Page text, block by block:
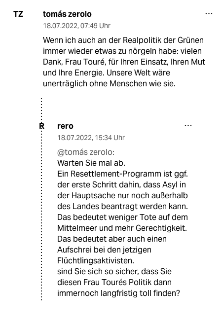
TZ tomás zerolo
18.07.2022, 07:49 Uhr
Wenn ich auch an der Realpolitik der Grünen
immer wieder etwas zu nörgeln habe: vielen
Dank, Frau Touré, für Ihren Einsatz, Ihren Mut
und Ihre Energie. Unsere Welt wäre
unerträglich ohne Menschen wie sie.
R rero
18.07.2022, 15:34 Uhr
@tomás zerolo:
Warten Sie mal ab.
Ein Resettlement-Programm ist ggf.
der erste Schritt dahin, dass Asyl in
der Hauptsache nur noch außerhalb
des Landes beantragt werden kann.
Das bedeutet weniger Tote auf dem
Mittelmeer und mehr Gerechtigkeit.
Das bedeutet aber auch einen
Aufschrei bei den jetzigen
Flüchtlingsaktivisten.
sind Sie sich so sicher, dass Sie
diesen Frau Tourés Politik dann
immernoch langfristig toll finden?